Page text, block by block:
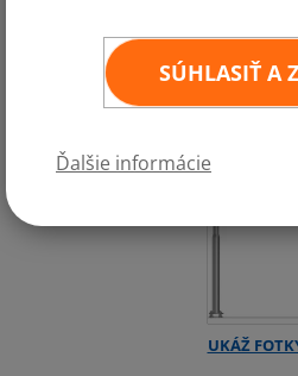
SÚHLASIŤ A
Ďalšie informácie